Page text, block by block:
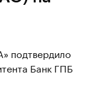
подтвердило
Банк ГПБ